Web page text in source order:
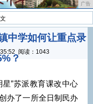
广告
中学如何让重点录
？
阅读：1043
”苏派教育课改中心
办了一所全日制民办